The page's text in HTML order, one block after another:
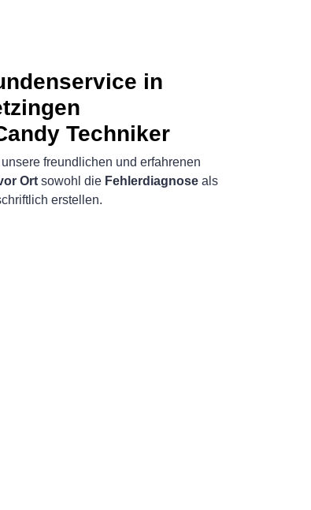
in
Techniker
freundlichen und erfahrenen
Ort sowohl die Fehlerdiagnose als
erstellen.